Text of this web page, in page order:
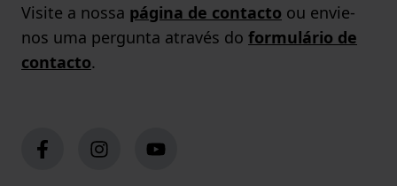
Visite a nossa página de contacto ou envie-
nos uma pergunta através do formulário de
contacto.